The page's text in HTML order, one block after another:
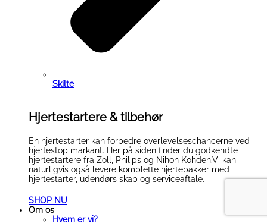
Skilte
Hjertestartere & tilbehør
En hjertestarter kan forbedre overlevelseschancerne ved
hjertestop markant. Her på siden finder du godkendte
hjertestartere fra Zoll, Philips og Nihon Kohden.Vi kan
naturligvis også levere komplette hjertepakker med
hjertestarter, udendørs skab og serviceaftale.
SHOP NU
Om os
Hvem er vi?